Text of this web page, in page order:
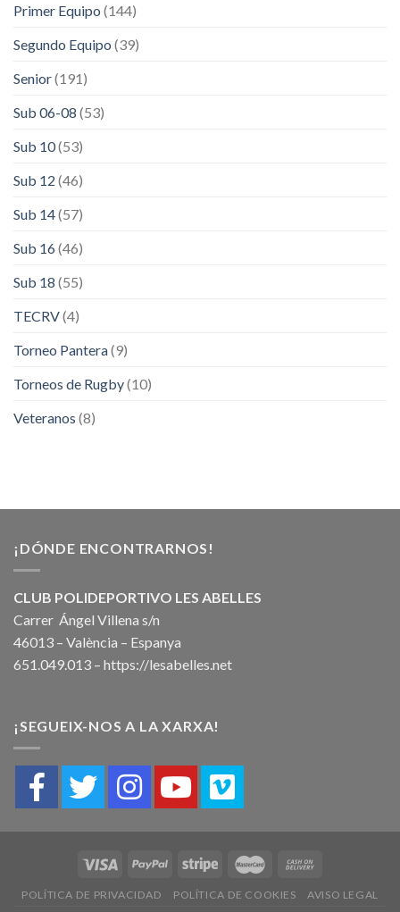
Primer Equipo (144)
Segundo Equipo (39)
Senior(191)
Sub 06-08 (53)
Sub 10(53)
Sub 12 (46)
Sub 14(57)
Sub 16(46)
Sub 18 (55)
TECRV(4)
Torneo Pantera(9)
Torneos de Rugby(10)
Veteranos (8)
¡DÓNDE ENCONTRARNOS!
CLUB POLIDEPORTIVO LES ABELLES
Carrer Ángel Villena s/n
46013 – València – Espanya
651.049.013 – https://lesabelles.net
¡SEGUEIX-NOS A LA XARXA!
POLÍTICA DE PRIVACIDAD POLÍTICA DE COOKIES AVISO LEGAL